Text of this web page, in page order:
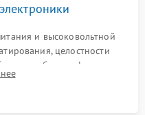
и высоковольтной
целостности
флажков и
бумаги).